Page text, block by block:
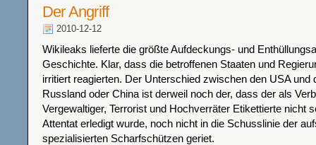
Der Angriff
2010-12-12
Wikileaks lieferte die größte Aufdeckungs- und
Geschichte. Klar, dass die betroffenen Staaten und
irritiert reagierten. Der Unterschied zwischen den USA und
Russland oder China ist derweil noch der, dass der als
Vergewaltiger, Terrorist und Hochverräter Etikettierte nicht
Attentat erledigt wurde, noch nicht in die Schusslinie der
spezialisierten Scharfschützen geriet.